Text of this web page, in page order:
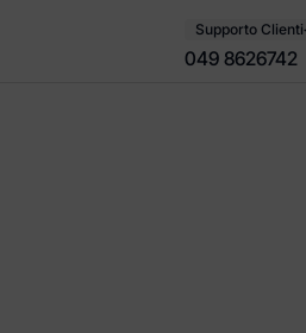
Supporto Clienti
049 8626742